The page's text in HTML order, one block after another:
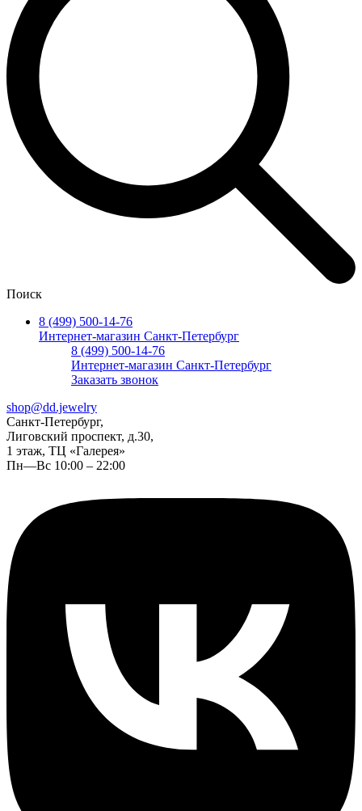
Поиск
8 (499) 500-14-76
Интернет-магазин Санкт-Петербург
8 (499) 500-14-76
Интернет-магазин Санкт-Петербург
Заказать звонок
shop@dd.jewelry
Санкт-Петербург,
Лиговский проспект, д.30,
1 этаж, ТЦ «Галерея»
Пн—Вс 10:00 – 22:00